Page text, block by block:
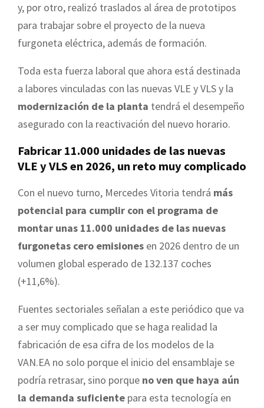
y, por otro, realizó traslados al área de prototipos
para trabajar sobre el proyecto de la nueva
furgoneta eléctrica, además de formación.
Toda esta fuerza laboral que ahora está destinada
a labores vinculadas con las nuevas VLE y VLS y la
modernización de la planta tendrá el desempeño
asegurado con la reactivación del nuevo horario.
Fabricar 11.000 unidades de las nuevas
VLE y VLS en 2026, un reto muy complicado
Con el nuevo turno, Mercedes Vitoria tendrá más
potencial para cumplir con el programa de
montar unas 11.000 unidades de las nuevas
furgonetas cero emisiones en 2026 dentro de un
volumen global esperado de 132.137 coches
(+11,6%).
Fuentes sectoriales señalan a este periódico que va
a ser muy complicado que se haga realidad la
fabricación de esa cifra de los modelos de la
VAN.EA no solo porque el inicio del ensamblaje se
podría retrasar, sino porque no ven que haya aún
la demanda suficiente para esta tecnología en